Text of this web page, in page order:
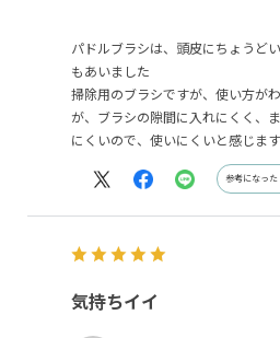
パドルブラシは、頭皮にちょうど
もあいました
掃除用のブラシですが、使い方が
が、ブラシの隙間に入れにくく、
にくいので、使いにくいと感じます
参考になった
気持ちイイ